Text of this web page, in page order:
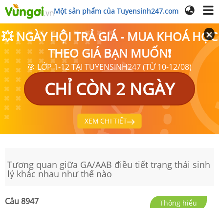
Một sản phẩm của Tuyensinh247.com
💥 NGÀY HỘI TRẢ GIÁ - MUA KHOÁ HỌC
THEO GIÁ BẠN MUỐN❗
🎯 LỚP 1-12 TẠI TUYENSINH247 (TỪ 10-12/08)
CHỈ CÒN 2 NGÀY
XEM CHI TIẾT
Tương quan giữa GA/AAB điều tiết trạng thái sinh
lý khác nhau như thế nào
Câu 8947 Thông hiểu